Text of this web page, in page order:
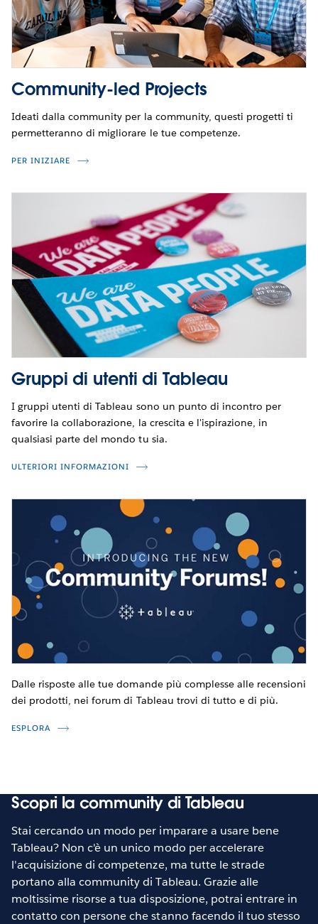
Community-led Projects
Ideati dalla community per la community, questi progetti ti
permetteranno di migliorare le tue competenze.
PER INIZIARE
Gruppi di utenti di Tableau
I gruppi utenti di Tableau sono un punto di incontro per
favorire la collaborazione, la crescita e l'ispirazione, in
qualsiasi parte del mondo tu sia.
ULTERIORI INFORMAZIONI
Dalle risposte alle tue domande più complesse alle recensioni
dei prodotti, nei forum di Tableau trovi di tutto e di più.
ESPLORA
Scopri la community di Tableau
Stai cercando un modo per imparare a usare bene
Tableau? Non c'è un unico modo per accelerare
l'acquisizione di competenze, ma tutte le strade
portano alla community di Tableau. Grazie alle
moltissime risorse a tua disposizione, potrai entrare in
contatto con persone che stanno facendo il tuo stesso